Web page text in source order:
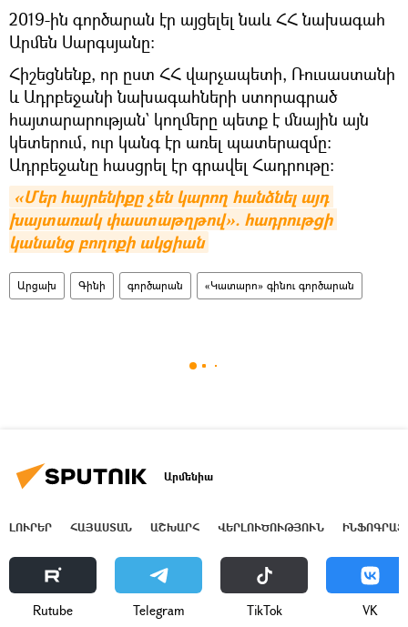
2019-ին գործարան էր այցելել նաև ՀՀ նախագահ
Արմեն Սարգսյանը։
Հիշեցնենք, որ ըստ ՀՀ վարչապետի, Ռուսաստանի
և Ադրբեջանի նախագահների ստորագրած
հայտարարության` կողմերը պետք է մնային այն
կետերում, ուր կանգ էր առել պատերազմը։
Ադրբեջանը հասցրել էր գրավել Հադրութը։
«Մեր հայրենիքը չեն կարող հանձնել այդ
խայտառակ փաստաթղթով». հադրութցի
կանանց բողոքի ակցիան
Արցախ Գինի գործարան «Կատարո» գինու գործարան
Արմենիա
ԼՈՒՐԵՐ ՀԱՅԱՍՏԱՆ ԱՇԽԱՐՀ ՎԵՐԼՈՒԾՈՒԹՅՈՒՆ
Rutube Telegram ТikТоk VK